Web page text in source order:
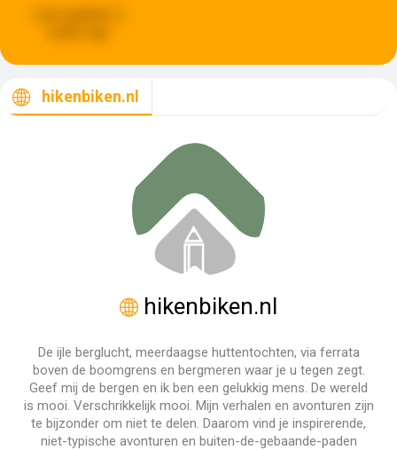
hikenbiken.nl
hikenbiken.nl
De ijle berglucht, meerdaagse huttentochten, via ferrata
boven de boomgrens en bergmeren waar je u tegen zegt.
Geef mij de bergen en ik ben een gelukkig mens. De wereld
is mooi. Verschrikkelijk mooi. Mijn verhalen en avonturen zijn
te bijzonder om niet te delen. Daarom vind je inspirerende,
niet-typische avonturen en buiten-de-gebaande-paden